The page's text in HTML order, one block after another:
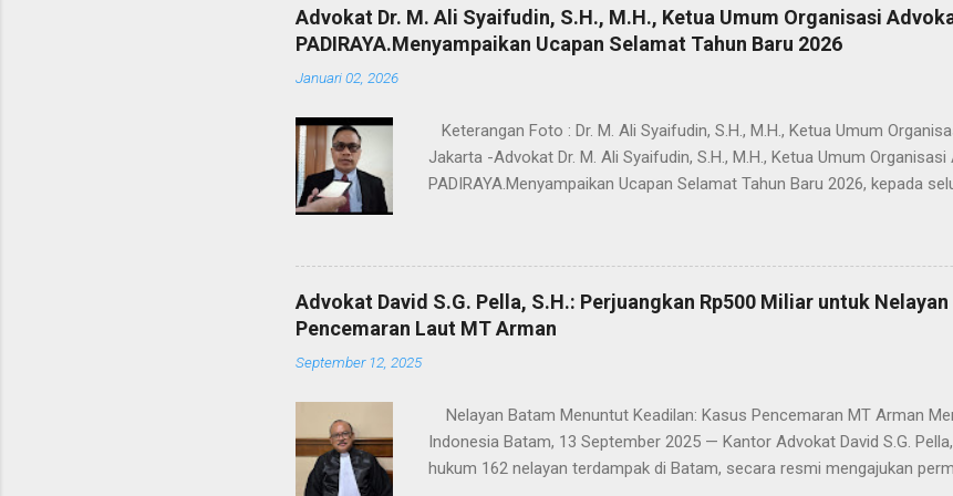
Advokat Dr. M. Ali Syaifudin, S.H., M.H., Ketua Umum Organisasi
PADIRAYA.Menyampaikan Ucapan Selamat Tahun Baru 2026
Januari 02, 2026
Keterangan Foto : Dr. M. Ali Syaifudin, S.H., M.H., Ketua Umum
Jakarta -Advokat Dr. M. Ali Syaifudin, S.H., M.H., Ketua Umum
PADIRAYA.Menyampaikan Ucapan Selamat Tahun Baru 2026, kepada
PADIRAYA. menyampaikan bahwa perayaan Natal dan pergantian
untuk memperkuat nilai-nilai kebersamaan, toleransi, serta semangat
berbangsa dan bernegara. “Natal adalah momen penuh kasih dan
menjadi waktu yang tepat untuk refleksi, pembaruan semangat, dan
Advokat David S.G. Pella, S.H.: Perjuangkan Rp500 Miliar untuk
Pencemaran Laut MT Arman
September 12, 2025
Nelayan Batam Menuntut Keadilan: Kasus Pencemaran MT Arman
Indonesia Batam, 13 September 2025 — Kantor Advokat David S.G.
hukum 162 nelayan terdampak di Batam, secara resmi mengajukan